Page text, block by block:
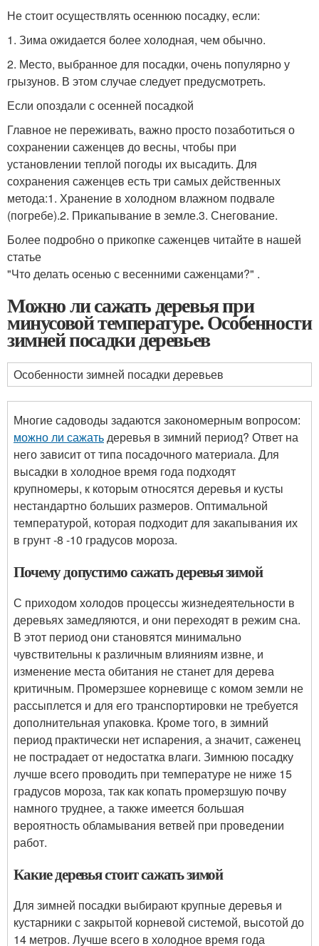
Не стоит осуществлять осеннюю посадку, если:
1. Зима ожидается более холодная, чем обычно.
2. Место, выбранное для посадки, очень популярно у
грызунов. В этом случае следует предусмотреть.
Если опоздали с осенней посадкой
Главное не переживать, важно просто позаботиться о
сохранении саженцев до весны, чтобы при
установлении теплой погоды их высадить. Для
сохранения саженцев есть три самых действенных
метода:1. Хранение в холодном влажном подвале
(погребе).2. Прикапывание в земле.3. Снегование.
Более подробно о прикопке саженцев читайте в нашей
статье
"Что делать осенью с весенними саженцами?" .
Можно ли сажать деревья при
минусовой температуре. Особенности
зимней посадки деревьев
Особенности зимней посадки деревьев
Многие садоводы задаются закономерным вопросом:
можно ли сажатьдеревья в зимний период? Ответ на
него зависит от типа посадочного материала. Для
высадки в холодное время года подходят
крупномеры, к которым относятся деревья и кусты
нестандартно больших размеров. Оптимальной
температурой, которая подходит для закапывания их
в грунт -8 -10 градусов мороза.
Почему допустимо сажать деревья зимой
С приходом холодов процессы жизнедеятельности в
деревьях замедляются, и они переходят в режим сна.
В этот период они становятся минимально
чувствительны к различным влияниям извне, и
изменение места обитания не станет для дерева
критичным. Промерзшее корневище с комом земли не
рассыплется и для его транспортировки не требуется
дополнительная упаковка. Кроме того, в зимний
период практически нет испарения, а значит, саженец
не пострадает от недостатка влаги. Зимнюю посадку
лучше всего проводить при температуре не ниже 15
градусов мороза, так как копать промерзшую почву
намного труднее, а также имеется большая
вероятность обламывания ветвей при проведении
работ.
Какие деревья стоит сажать зимой
Для зимней посадки выбирают крупные деревья и
кустарники с закрытой корневой системой, высотой до
14 метров. Лучше всего в холодное время года